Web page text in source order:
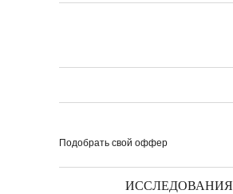
Подобрать свой оффер
ИССЛЕДОВАНИЯ